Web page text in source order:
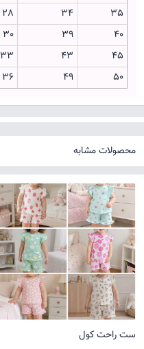
35
34
28
40
39
30
45
43
33
50
49
36
محصولات مشابه
ست راحت کول